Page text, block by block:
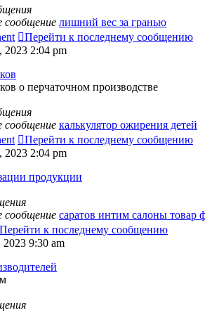
сообщение лишний вес за гранью
Перейти к последнему сообщению
2023 2:04 pm
о перчаточном производстве
сообщение калькулятор ожирения детей
Перейти к последнему сообщению
2023 2:04 pm
продукции
сообщение саратов интим салоны товар
Перейти к последнему сообщению
9:30 am